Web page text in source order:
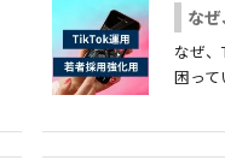
な
なぜ、
困って